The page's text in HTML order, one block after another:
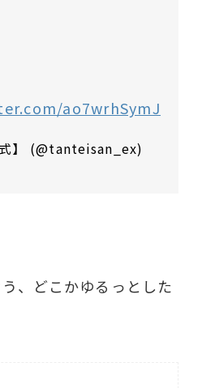
ao7wrhSymJ
】 (@tanteisan_ex)
、どこかゆるっとした